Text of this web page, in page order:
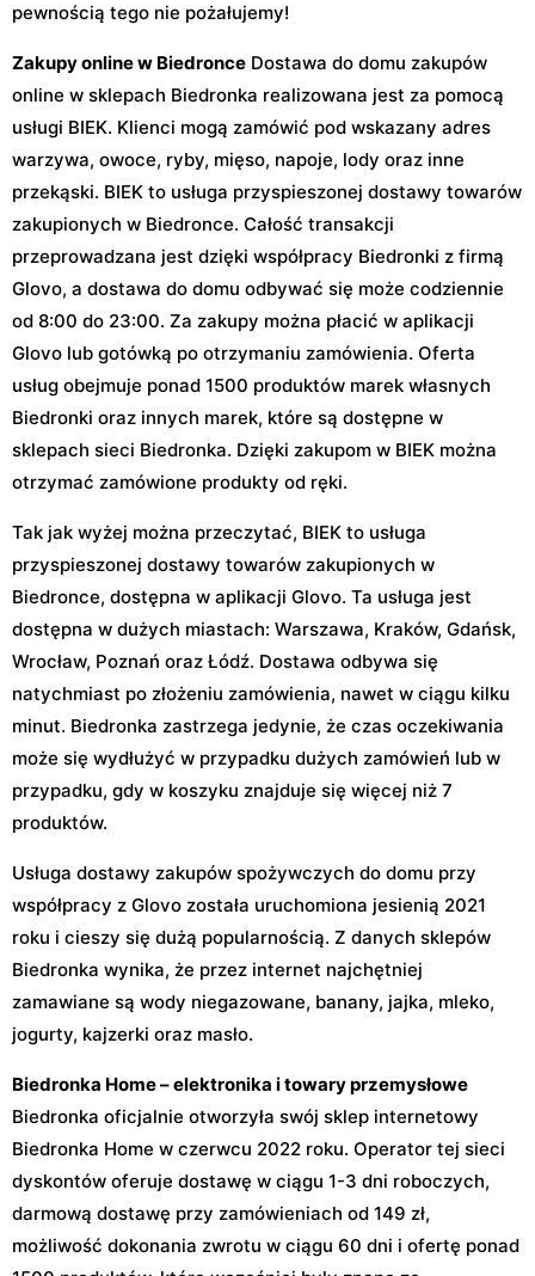
pewnością tego nie pożałujemy!
Zakupy online w Biedronce Dostawa do domu zakupów
online w sklepach Biedronka realizowana jest za pomocą
usługi BIEK. Klienci mogą zamówić pod wskazany adres
warzywa, owoce, ryby, mięso, napoje, lody oraz inne
przekąski. BIEK to usługa przyspieszonej dostawy towarów
zakupionych w Biedronce. Całość transakcji
przeprowadzana jest dzięki współpracy Biedronki z firmą
Glovo, a dostawa do domu odbywać się może codziennie
od 8:00 do 23:00. Za zakupy można płacić w aplikacji
Glovo lub gotówką po otrzymaniu zamówienia. Oferta
usług obejmuje ponad 1500 produktów marek własnych
Biedronki oraz innych marek, które są dostępne w
sklepach sieci Biedronka. Dzięki zakupom w BIEK można
otrzymać zamówione produkty od ręki.
Tak jak wyżej można przeczytać, BIEK to usługa
przyspieszonej dostawy towarów zakupionych w
Biedronce, dostępna w aplikacji Glovo. Ta usługa jest
dostępna w dużych miastach: Warszawa, Kraków, Gdańsk,
Wrocław, Poznań oraz Łódź. Dostawa odbywa się
natychmiast po złożeniu zamówienia, nawet w ciągu kilku
minut. Biedronka zastrzega jedynie, że czas oczekiwania
może się wydłużyć w przypadku dużych zamówień lub w
przypadku, gdy w koszyku znajduje się więcej niż 7
produktów.
Usługa dostawy zakupów spożywczych do domu przy
współpracy z Glovo została uruchomiona jesienią 2021
roku i cieszy się dużą popularnością. Z danych sklepów
Biedronka wynika, że przez internet najchętniej
zamawiane są wody niegazowane, banany, jajka, mleko,
jogurty, kajzerki oraz masło.
Biedronka Home – elektronika i towary przemysłowe
Biedronka oficjalnie otworzyła swój sklep internetowy
Biedronka Home w czerwcu 2022 roku. Operator tej sieci
dyskontów oferuje dostawę w ciągu 1-3 dni roboczych,
darmową dostawę przy zamówieniach od 149 zł,
możliwość dokonania zwrotu w ciągu 60 dni i ofertę ponad